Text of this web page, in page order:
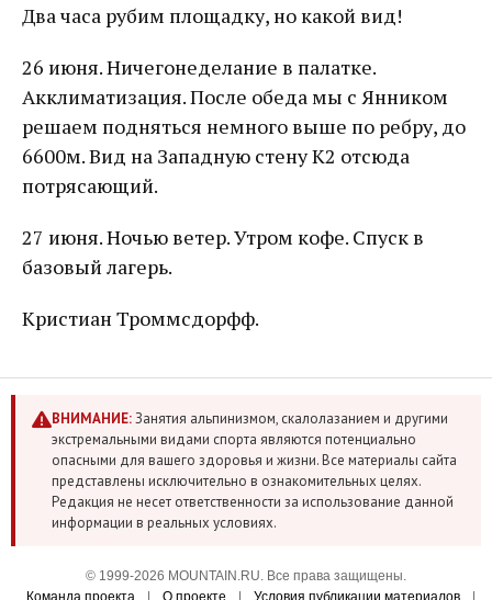
Два часа рубим площадку, но какой вид!
26 июня. Ничегонеделание в палатке.
Акклиматизация. После обеда мы с Янником
решаем подняться немного выше по ребру, до
6600м. Вид на Западную стену К2 отсюда
потрясающий.
27 июня. Ночью ветер. Утром кофе. Спуск в
базовый лагерь.
Кристиан Троммсдорфф.
ВНИМАНИЕ:Занятия альпинизмом, скалолазанием и другими
экстремальными видами спорта являются потенциально
опасными для вашего здоровья и жизни. Все материалы сайта
представлены исключительно в ознакомительных целях.
Редакция не несет ответственности за использование данной
информации в реальных условиях.
© 1999-2026 MOUNTAIN.RU. Все права защищены.
Команда проекта
О проекте Условия публикации материалов